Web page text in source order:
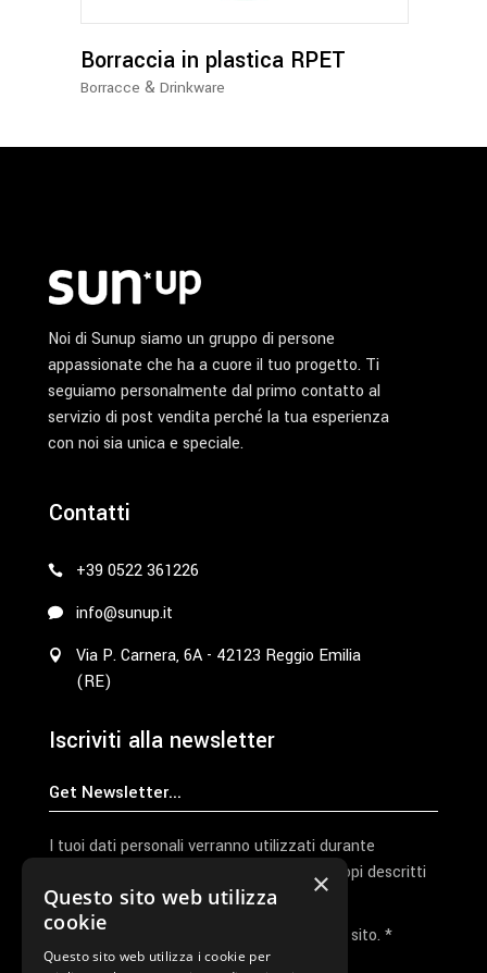
opzioni
possono
Borraccia in plastica RPET
Borracce & Drinkware
Noi di Sunup siamo un gruppo di persone
appassionate che ha a cuore il tuo progetto. Ti
seguiamo personalmente dal primo contatto al
servizio di post vendita perché la tua esperienza
con noi sia unica e speciale.
Contatti
+39 0522 361226
info@sunup.it
Via P. Carnera, 6A - 42123 Reggio Emilia
(RE)
Iscriviti alla newsletter
I tuoi dati personali verranno utilizzati durante
l'elaborazione della richiesta e per altri scopi descritti
nella nostraprivacy policy
Ho letto e accetto la privacy policy del sito. *
×
Questo sito web utilizza
cookie
Questo sito web utilizza i cookie per